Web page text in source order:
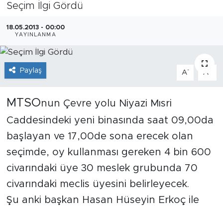
Seçim İlgi Gördü
18.05.2013 - 00:00
YAYINLANMA
Paylaş A- A
MTSOnun Çevre yolu Niyazi Mısri
Caddesindeki yeni binasında saat 09,00da
başlayan ve 17,00de sona erecek olan
seçimde, oy kullanması gereken 4 bin 600
civarındaki üye 30 meslek grubunda 70
civarındaki meclis üyesini belirleyecek.
Şu anki başkan Hasan Hüseyin Erkoç ile
Sağlık
Ekonomi
Teknoloji
İş İlanları
Spor